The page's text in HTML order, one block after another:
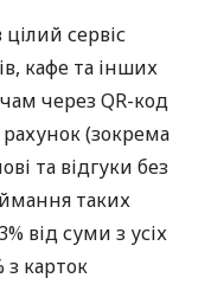
сервіс
кафе та інших
через QR-код
(зокрема
та відгуки без
таких
від суми з усіх
з карток